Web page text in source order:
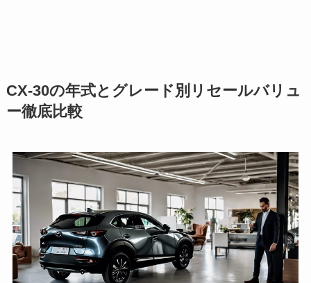
CX-30の年式とグレード別リセールバリュ
ー徹底比較